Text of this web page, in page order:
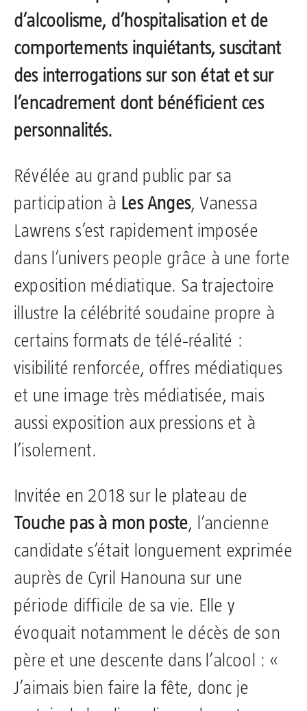
d’alcoolisme, d’hospitalisation et de
comportements inquiétants, suscitant
des interrogations sur son état et sur
l’encadrement dont bénéficient ces
personnalités.
Révélée au grand public par sa
participation à Les Anges, Vanessa
Lawrens s’est rapidement imposée
dans l’univers people grâce à une forte
exposition médiatique. Sa trajectoire
illustre la célébrité soudaine propre à
certains formats de télé‑réalité :
visibilité renforcée, offres médiatiques
et une image très médiatisée, mais
aussi exposition aux pressions et à
l’isolement.
Invitée en 2018 sur le plateau de
Touche pas à mon poste, l’ancienne
candidate s’était longuement exprimée
auprès de Cyril Hanouna sur une
période difficile de sa vie. Elle y
évoquait notamment le décès de son
père et une descente dans l’alcool : «
J’aimais bien faire la fête, donc je